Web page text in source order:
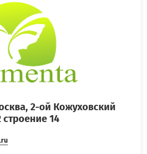
2-ой Кожуховский
строение 14